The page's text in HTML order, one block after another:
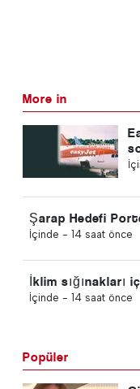
More in
Şarap Hedefi
İçinde - 14 saat önce
İklim sığınakları
İçinde - 14 saat önce
Popüler